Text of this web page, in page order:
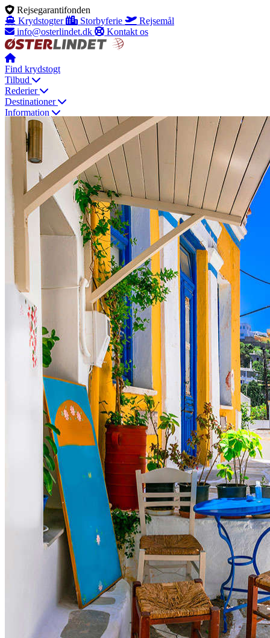
Rejsegarantifonden
Krydstogter
Storbyferie
Rejsemål
info@osterlindet.dk
Kontakt os
Find krydstogt
Tilbud
Rederier
Destinationer
Information
Krydstogtstype
+45 70 10 63 43
Menu